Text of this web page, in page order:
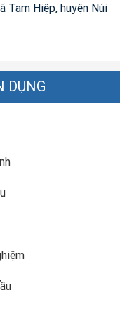
Tam Hiệp, huyện Núi
DỤNG